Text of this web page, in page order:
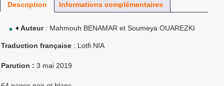
Description Informations complémentaires
♦ Auteur: Mahmouh BENAMAR et Soumeya OUAREZKI
Traduction française : Lotfi NIA
Parution : 3 mai 2019